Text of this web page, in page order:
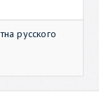
русского